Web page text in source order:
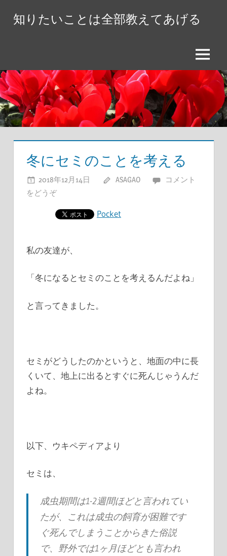
へ
ス
キ
ッ
知りたいことは全部教えてあげる
メ
ニ
ュ
ー
冬にセミのことを考える
2018年12月14日 ASAGAO
コメント
をどうぞ
Pocket
私の友達が、
「冬になるとセミのことを考えるんだよね」
と言ってきました。
セミがどうしたのかというと、地面の中に長
くいて、地上に出るとすぐに死んじゃうんだ
よね。
以下、ウキペディアより
セミは、
成虫期間は1-2週間ほどと言われてい
たが、これは成虫の飼育が困難です
ぐ死んでしまうことからきた俗説
で、野外では1ヶ月ほどとも言われ